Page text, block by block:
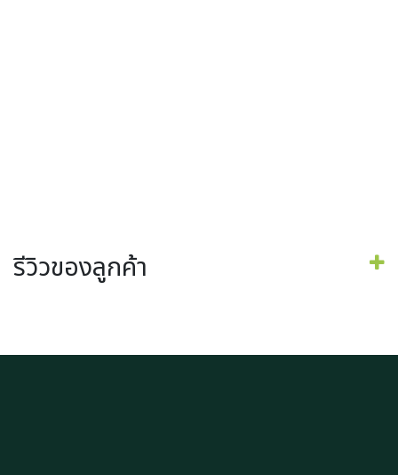
รีวิวของลูกค้า